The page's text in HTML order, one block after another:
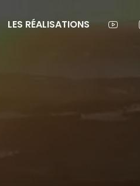
LES RÉALISATIONS